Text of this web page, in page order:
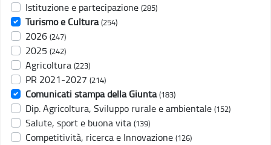
Istituzione e partecipazione (285)
Turismo e Cultura (254)
2026 (247)
2025 (242)
Agricoltura (223)
PR 2021-2027 (214)
Comunicati stampa della Giunta (183)
Dip. Agricoltura, Sviluppo rurale e ambientale (152)
Salute, sport e buona vita (139)
Competitività, ricerca e Innovazione (126)